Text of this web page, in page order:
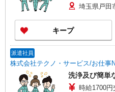
イ駅直結。（
埼玉県戸田
キープ
派遣社員
株式会社テクノ・サービス/お仕事
洗浄及び簡単
時給1700